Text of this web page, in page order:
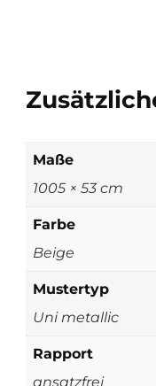
Maße
1005 × 53 cm
Farbe
Beige
Mustertyp
Uni metallic
Rapport
ansatzfrei